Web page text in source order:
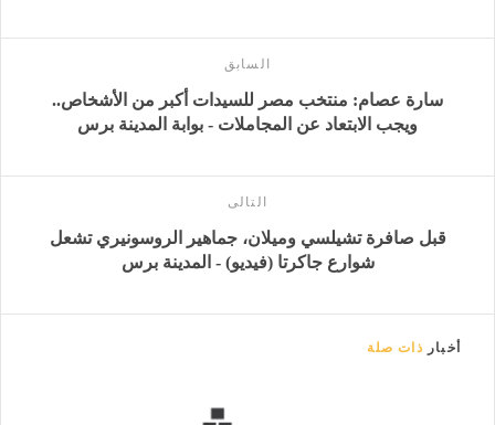
السابق
سارة عصام: منتخب مصر للسيدات أكبر من الأشخاص..
ويجب الابتعاد عن المجاملات - بوابة المدينة برس
التالى
قبل صافرة تشيلسي وميلان، جماهير الروسونيري تشعل
شوارع جاكرتا (فيديو) - المدينة برس
أخبار ذات صلة